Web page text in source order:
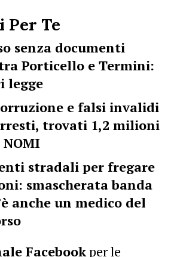
Per Te
senza documenti
Porticello e Termini:
legge
e falsi invalidi
trovati 1,2 milioni
stradali per fregare
smascherata banda
anche un medico del
Facebookper le